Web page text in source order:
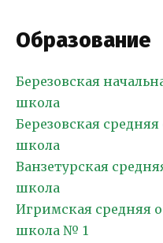
Образование
Березовская
школа
Березовская
школа
Ванзетурская
школа
Игримская средняя
школа № 1